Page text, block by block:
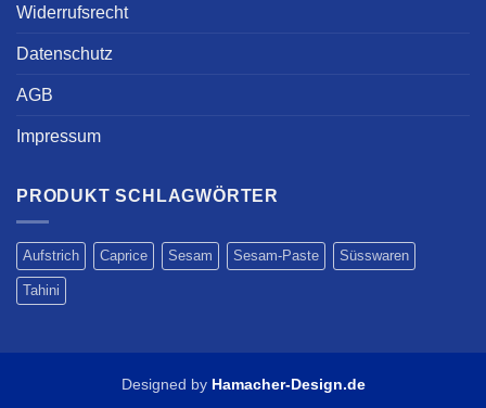
Widerrufsrecht
Datenschutz
AGB
Impressum
PRODUKT SCHLAGWÖRTER
Aufstrich Caprice Sesam Sesam-Paste Süsswaren
Tahini
Designed by Hamacher-Design.de